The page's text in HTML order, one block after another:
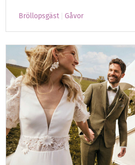
Bröllopsgäst Gåvor